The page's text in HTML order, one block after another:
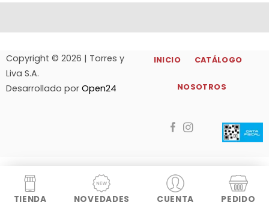
Copyright © 2026 | Torres y
Liva S.A.
Desarrollado por Open24
INICIO CATÁLOGO
NOSOTROS
TIENDA NOVEDADES CUENTA PEDIDO